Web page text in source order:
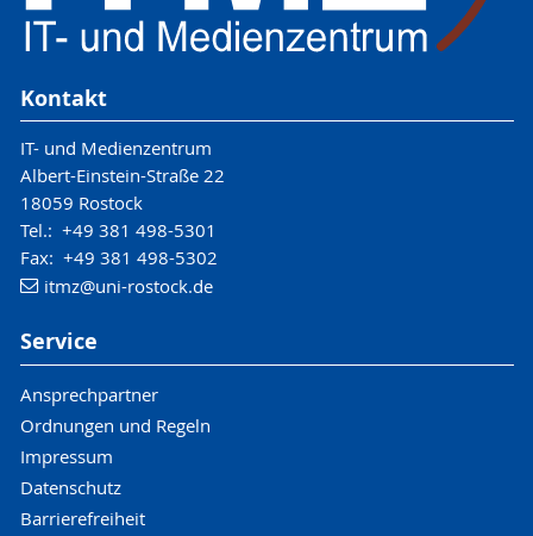
Kontakt
IT- und Medienzentrum
Albert-Einstein-Straße 22
18059 Rostock
Tel.: +49 381 498-5301
Fax: +49 381 498-5302
itmz@uni-rostock.de
Service
Ansprechpartner
Ordnungen und Regeln
Impressum
Datenschutz
Barrierefreiheit